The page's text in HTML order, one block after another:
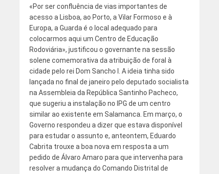
«Por ser confluência de vias importantes de
acesso a Lisboa, ao Porto, a Vilar Formoso e à
Europa, a Guarda é o local adequado para
colocarmos aqui um Centro de Educação
Rodoviária», justificou o governante na sessão
solene comemorativa da atribuição de foral à
cidade pelo rei Dom Sancho I. A ideia tinha sido
lançada no final de janeiro pelo deputado socialista
na Assembleia da República Santinho Pacheco,
que sugeriu a instalação no IPG de um centro
similar ao existente em Salamanca. Em março, o
Governo respondeu a dizer que estava disponível
para estudar o assunto e, anteontem, Eduardo
Cabrita trouxe a boa nova em resposta a um
pedido de Álvaro Amaro para que intervenha para
resolver a mudança do Comando Distrital de